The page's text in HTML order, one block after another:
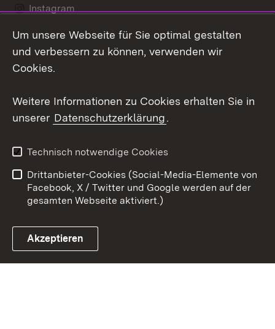
Instagram
Social Wall
Link zum Landesportal
Barrierefreiheit
Benutzungshinweise
Impressum
Cookies
Um unsere Webseite für Sie optimal gestalten
und verbessern zu können, verwenden wir
Cookies.
Weitere Informationen zu Cookies erhalten Sie in
unserer Datenschutzerklärung.
Technisch notwendige Cookies
Drittanbieter-Cookies (Social-Media-Elemente von
Facebook, X / Twitter und Google werden auf der
gesamten Webseite aktiviert.)
Akzeptieren